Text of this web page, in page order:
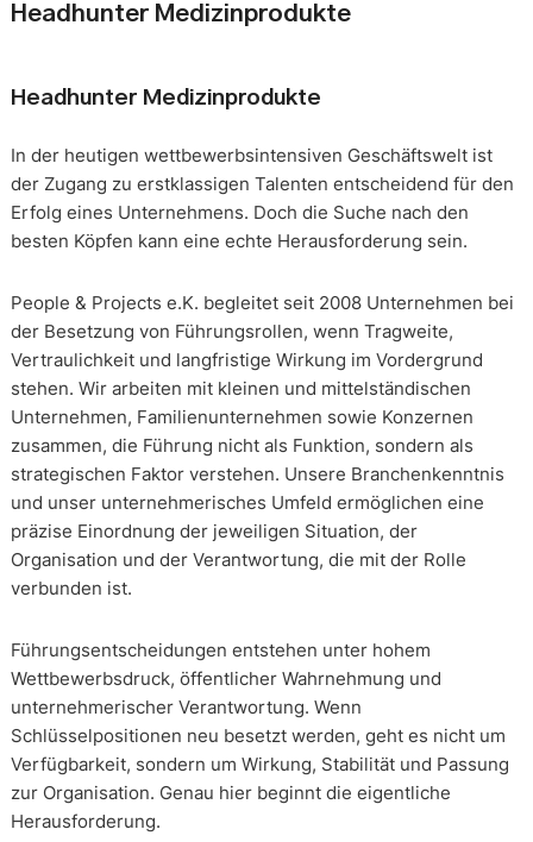
Headhunter Medizinprodukte
Headhunter Medizinprodukte
In der heutigen wettbewerbsintensiven Geschäftswelt ist
der Zugang zu erstklassigen Talenten entscheidend für den
Erfolg eines Unternehmens. Doch die Suche nach den
besten Köpfen kann eine echte Herausforderung sein.
People & Projects e.K. begleitet seit 2008 Unternehmen bei
der Besetzung von Führungsrollen, wenn Tragweite,
Vertraulichkeit und langfristige Wirkung im Vordergrund
stehen. Wir arbeiten mit kleinen und mittelständischen
Unternehmen, Familienunternehmen sowie Konzernen
zusammen, die Führung nicht als Funktion, sondern als
strategischen Faktor verstehen. Unsere Branchenkenntnis
und unser unternehmerisches Umfeld ermöglichen eine
präzise Einordnung der jeweiligen Situation, der
Organisation und der Verantwortung, die mit der Rolle
verbunden ist.
Führungsentscheidungen entstehen unter hohem
Wettbewerbsdruck, öffentlicher Wahrnehmung und
unternehmerischer Verantwortung. Wenn
Schlüsselpositionen neu besetzt werden, geht es nicht um
Verfügbarkeit, sondern um Wirkung, Stabilität und Passung
zur Organisation. Genau hier beginnt die eigentliche
Herausforderung.